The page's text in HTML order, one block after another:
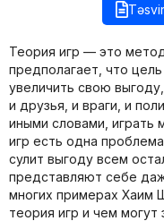
Təsvir
Теория игр — это
предполагает, что
увеличить свою
и друзья, и враги, и
иными словами, играть
игр есть одна
сулит выгоду всем
представляют себе
многих примерах Хаим
теория игр и чем могут